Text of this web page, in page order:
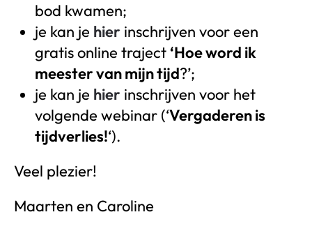
bod kwamen;
je kan je hier inschrijven voor een
gratis online traject ‘Hoe word ik
meester van mijn tijd?’;
je kan je hier inschrijven voor het
volgende webinar (‘Vergaderen is
tijdverlies!‘).
Veel plezier!
Maarten en Caroline